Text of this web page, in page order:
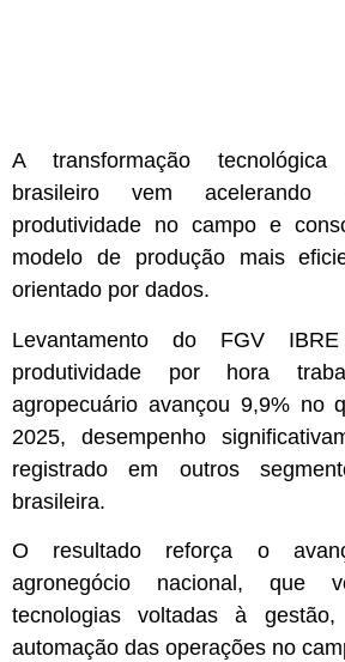
A transformação
brasileiro vem
produtividade no campo e
modelo de produção mais
orientado por dados.
Levantamento do FGV
produtividade por hora
agropecuário avançou 9,9% no
2025, desempenho
registrado em outros
brasileira.
O resultado reforça o
agronegócio nacional, que
tecnologias voltadas à
automação das operações no